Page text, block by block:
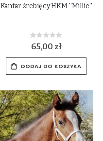
Kantar źrebięcy HKM ''Millie''
Rating:
0%
65,00 zł
DODAJ DO KOSZYKA